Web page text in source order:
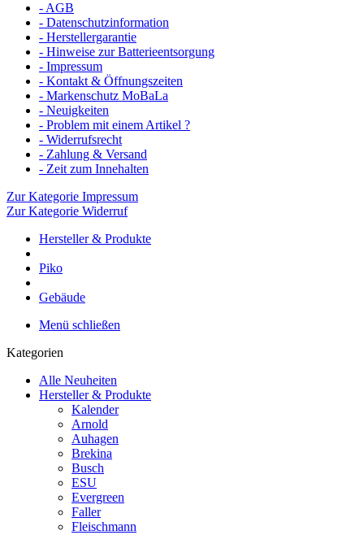
- AGB
- Datenschutzinformation
- Herstellergarantie
- Hinweise zur Batterieentsorgung
- Impressum
- Kontakt & Öffnungszeiten
- Markenschutz MoBaLa
- Neuigkeiten
- Problem mit einem Artikel ?
- Widerrufsrecht
- Zahlung & Versand
- Zeit zum Innehalten
Zur Kategorie Impressum
Zur Kategorie Widerruf
Hersteller & Produkte
Piko
Gebäude
Menü schließen
Kategorien
Alle Neuheiten
Hersteller & Produkte
Kalender
Arnold
Auhagen
Brekina
Busch
ESU
Evergreen
Faller
Fleischmann